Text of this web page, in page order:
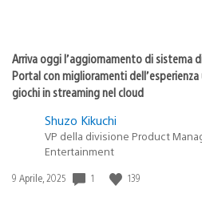
Arriva oggi l’aggiornamento di sistema
Portal con miglioramenti
giochi in streaming nel cloud
Shuzo Kikuchi
VP della divisione Product
Entertainment
Data
9 Aprile, 2025 1 139